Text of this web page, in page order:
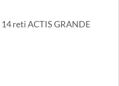
reti ACTIS GRANDE